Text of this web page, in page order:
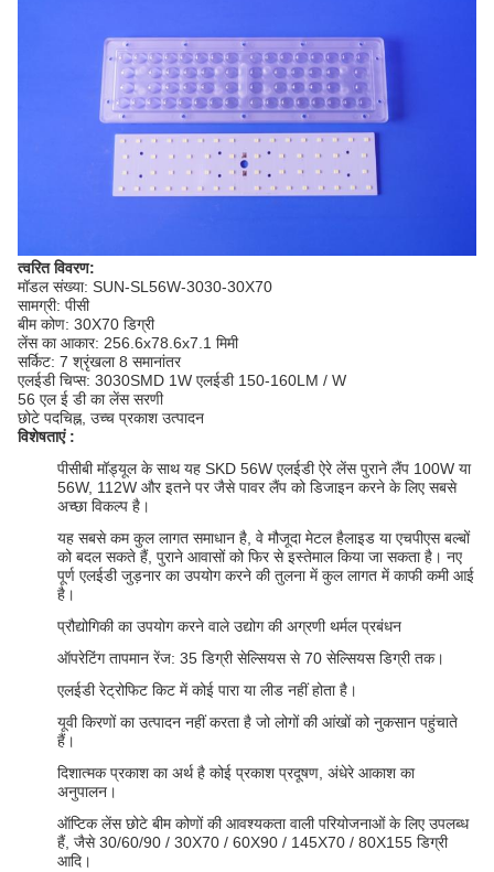
त्वरित विवरण:
मॉडल संख्या: SUN-SL56W-3030-30X70
सामग्री: पीसी
बीम कोण: 30X70 डिग्री
लेंस का आकार: 256.6x78.6x7.1 मिमी
सर्किट: 7 श्रृंखला 8 समानांतर
एलईडी चिप्स: 3030SMD 1W एलईडी 150-160LM / W
56 एल ई डी का लेंस सरणी
छोटे पदचिह्न, उच्च प्रकाश उत्पादन
विशेषताएं :
पीसीबी मॉड्यूल के साथ यह SKD 56W एलईडी ऐरे लेंस पुराने लैंप 100W या
56W, 112W और इतने पर जैसे पावर लैंप को डिजाइन करने के लिए सबसे
अच्छा विकल्प है।
यह सबसे कम कुल लागत समाधान है, वे मौजूदा मेटल हैलाइड या एचपीएस बल्बों
को बदल सकते हैं, पुराने आवासों को फिर से इस्तेमाल किया जा सकता है। नए
पूर्ण एलईडी जुड़नार का उपयोग करने की तुलना में कुल लागत में काफी कमी आई
है।
प्रौद्योगिकी का उपयोग करने वाले उद्योग की अग्रणी थर्मल प्रबंधन
ऑपरेटिंग तापमान रेंज: 35 डिग्री सेल्सियस से 70 सेल्सियस डिग्री तक।
एलईडी रेट्रोफिट किट में कोई पारा या लीड नहीं होता है।
यूवी किरणों का उत्पादन नहीं करता है जो लोगों की आंखों को नुकसान पहुंचाते
हैं।
दिशात्मक प्रकाश का अर्थ है कोई प्रकाश प्रदूषण, अंधेरे आकाश का
अनुपालन।
ऑप्टिक लेंस छोटे बीम कोणों की आवश्यकता वाली परियोजनाओं के लिए उपलब्ध
हैं, जैसे 30/60/90 / 30X70 / 60X90 / 145X70 / 80X155 डिग्री
आदि।